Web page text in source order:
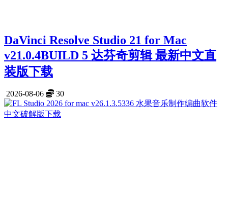
DaVinci Resolve Studio 21 for Mac
v21.0.4BUILD 5 达芬奇剪辑 最新中文直
装版下载
2026-08-06 30